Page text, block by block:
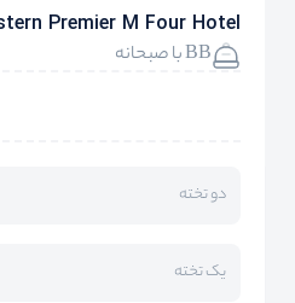
Premier M Four Hotel
BB با صبحانه
دو تخته
یک تخته